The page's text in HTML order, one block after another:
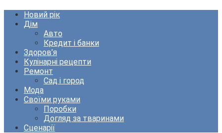
Новий рік
Дім
Авто
Кредит і банки
Здоров’я
Кулінарні рецепти
Ремонт
Сад і город
Мода
Своїми руками
Поробки
Догляд за тваринами
Сценарії